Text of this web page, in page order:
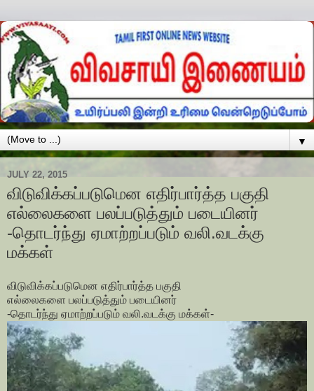
▼
JULY 22, 2015
விடுவிக்கப்படுமென எதிர்பார்த்த பகுதி
எல்லைகளை பலப்படுத்தும் படையினர்
-தொடர்ந்து ஏமாற்றப்படும் வலி.வடக்கு
மக்கள்
விடுவிக்கப்படுமென எதிர்பார்த்த பகுதி
எல்லைகளை பலப்படுத்தும் படையினர்
-தொடர்ந்து ஏமாற்றப்படும் வலி.வடக்கு மக்கள்-